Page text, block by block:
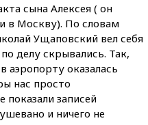
сына Алексея ( он
в Москву). По словам
Ущаповский вел себя
делу скрывались. Так,
аэропорту оказалась
нас просто
записей
и ничего не